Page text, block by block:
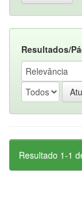
Resultados/
Resultado 1-1